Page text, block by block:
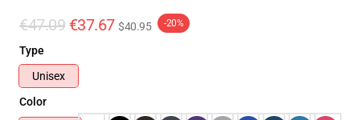
€47.09 €37.67 $40.95 -20%
Type
Unisex
Color